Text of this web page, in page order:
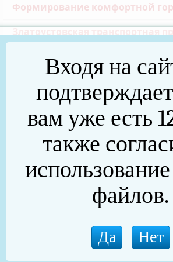
Формирование комфортной
Златоустовская транспортная
Реальные дела (архив)
Национальные проекты
75 лет Победы в Великой
(архив)
Новости прокуратуры
Входя на
вам уже есть
также
файлов.